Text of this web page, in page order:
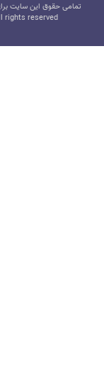
تمامی حقوق این سایت
rights reserved